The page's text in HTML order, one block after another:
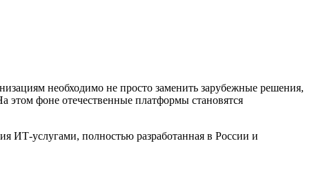
необходимо не просто заменить зарубежные решения,
этом фоне отечественные платформы становятся
ИТ-услугами, полностью разработанная в России и